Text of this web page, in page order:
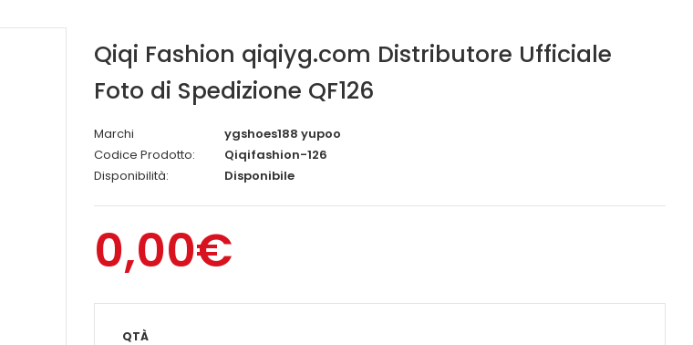
Qiqi Fashion qiqiyg.com Distributore Ufficiale
Foto di Spedizione QF126
Marchi
ygshoes188 yupoo
Codice Prodotto:
Qiqifashion-126
Disponibilità:
Disponibile
0,00€
QTÀ